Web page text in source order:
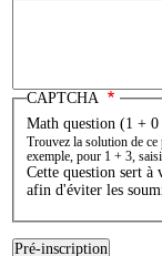
CAPTCHA
Math question (1 + 0
Trouvez la solution de ce
exemple, pour 1 + 3,
Cette question sert
afin d'éviter les